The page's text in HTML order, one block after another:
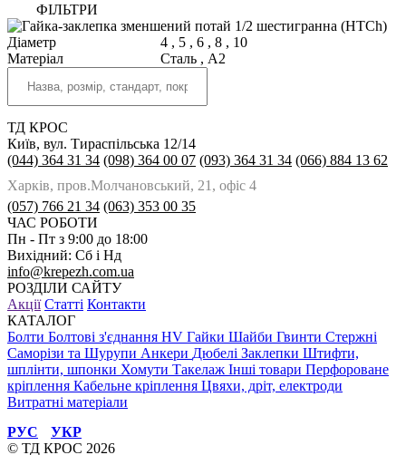
ФIЛЬТРИ
Діаметр 4 , 5 , 6 , 8 , 10
Матеріал
Сталь , A2
ТД КРОС
Київ, вул. Тираспільська 12/14
(044) 364 31 34 (098) 364 00 07 (093) 364 31 34 (066) 884 13 62
Харків, пров.Молчановський, 21, офіс 4
(057) 766 21 34 (063) 353 00 35
ЧАС РОБОТИ
Пн - Пт з 9:00 до 18:00
Вихідний: Сб і Нд
info@krepezh.com.ua
РОЗДІЛИ САЙТУ
Акції Статті Контакти
КАТАЛОГ
Болти Болтові з'єднання HV Гайки Шайби Гвинти Стержні
Саморізи та Шурупи Анкери Дюбелі Заклепки Штифти,
шплінти, шпонки Хомути Такелаж Інші товари Перфороване
кріплення Кабельне кріплення Цвяхи, дріт, електроди
Витратні матеріали
РУС
УКР
© ТД КРОС 2026